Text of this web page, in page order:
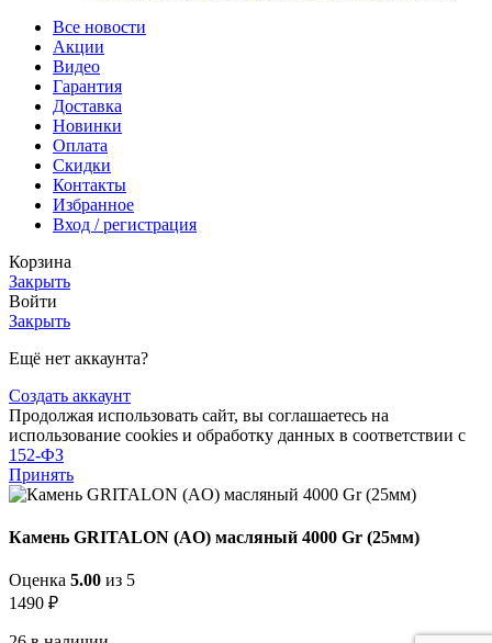
Все новости
Акции
Видео
Гарантия
Доставка
Новинки
Оплата
Скидки
Контакты
Избранное
Вход / регистрация
Корзина
Закрыть
Войти
Закрыть
Ещё нет аккаунта?
Создать аккаунт
Продолжая использовать сайт, вы соглашаетесь на
использование cookies и обработку данных в соответствии с
152-ФЗ
Принять
Камень GRITALON (AO) масляный 4000 Gr (25мм)
Оценка 5.00 из 5
1490 ₽